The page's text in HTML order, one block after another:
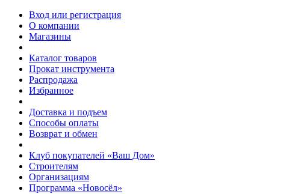
Вход или регистрация
О компании
Магазины
Каталог товаров
Прокат инструмента
Распродажа
Избранное
Доставка и подъем
Способы оплаты
Возврат и обмен
Клуб покупателей «Ваш Дом»
Строителям
Организациям
Программа «Новосёл»